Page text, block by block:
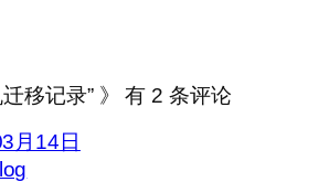
迁移记录” 》 有 2 条评论
月14日